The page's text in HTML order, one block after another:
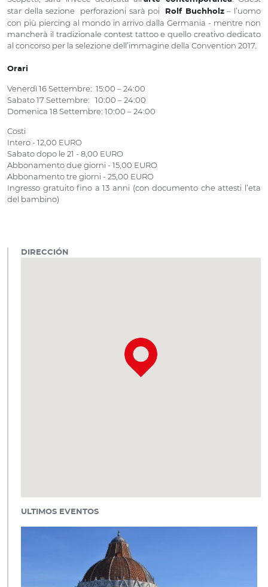
star della sezione perforazioni sarà poi
Rolf Buchholz– l’uomo
con più piercing al mondo in arrivo dalla Germania - mentre non
mancherà il tradizionale contest tattoo e quello creativo dedicato
al concorso per la selezione dell’immagine della Convention 2017.
Orari
Venerdì 16 Settembre: 15:00 – 24:00
Sabato 17 Settembre: 10:00 – 24:00
Domenica 18 Settembre: 10:00 – 24:00
Costi
Intero - 12,00 EURO
Sabato dopo le 21 - 8,00 EURO
Abbonamento due giorni - 15,00 EURO
Abbonamento tre giorni - 25,00 EURO
Ingresso gratuito fino a 13 anni (con documento che attesti l’eta
del bambino)
DIRECCIÓN
ULTIMOS EVENTOS